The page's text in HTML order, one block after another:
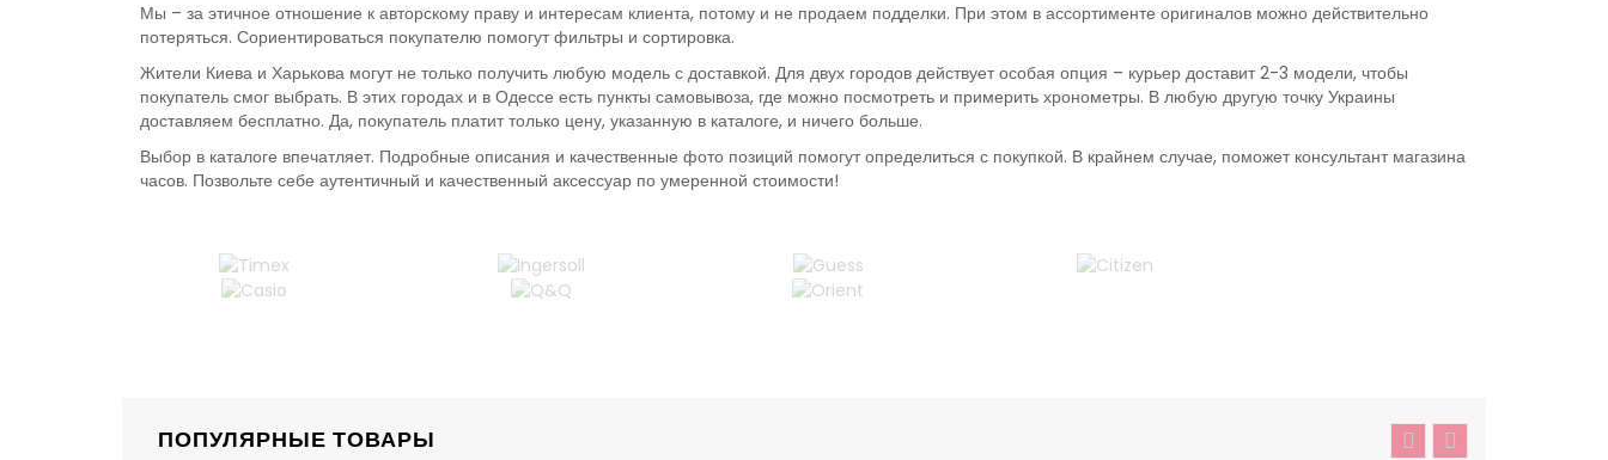
Мы – за этичное отношение к авторскому праву и интересам клиента, потому и не продаем подделки. При этом в ассортименте оригиналов можно действительно
потеряться. Сориентироваться покупателю помогут фильтры и сортировка.
Жители Киева и Харькова могут не только получить любую модель с доставкой. Для двух городов действует особая опция – курьер доставит 2-3 модели, чтобы
покупатель смог выбрать. В этих городах и в Одессе есть пункты самовывоза, где можно посмотреть и примерить хронометры. В любую другую точку Украины
доставляем бесплатно. Да, покупатель платит только цену, указанную в каталоге, и ничего больше.
Выбор в каталоге впечатляет. Подробные описания и качественные фото позиций помогут определиться с покупкой. В крайнем случае, поможет консультант магазина
часов. Позвольте себе аутентичный и качественный аксессуар по умеренной стоимости!
ПОПУЛЯРНЫЕ ТОВАРЫ